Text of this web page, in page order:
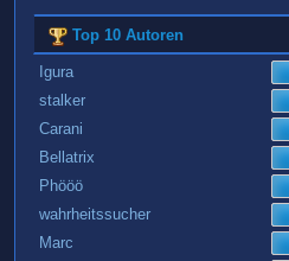
Top 10 Autoren
Igura
stalker
Carani
Bellatrix
Phööö
wahrheitssucher
Marc